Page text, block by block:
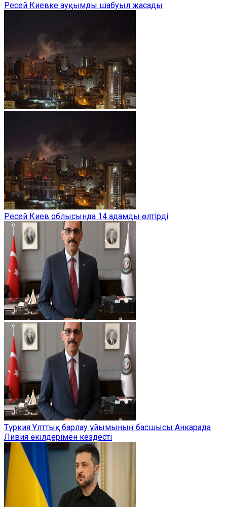
Ресей Киевке ауқымды шабуыл жасады
Ресей Киев облысында 14 адамды өлтірді
Түркия Ұлттық барлау ұйымының басшысы Анкарада
Ливия өкілдерімен кездесті